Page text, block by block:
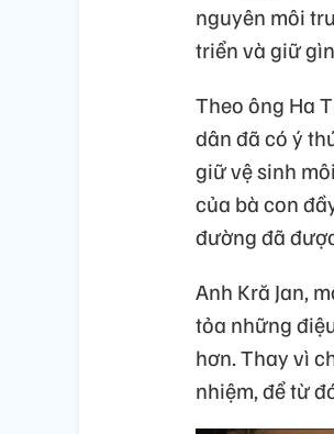
nguyên môi
triển và giữ
Theo ông Ha
dân đã có ý
giữ vệ sinh
của bà con
đường đã
Anh Kră Jan,
tỏa những
hơn. Thay vì
nhiệm, để từ